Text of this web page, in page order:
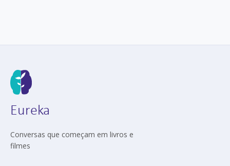
Eureka
Conversas que começam em livros e
filmes